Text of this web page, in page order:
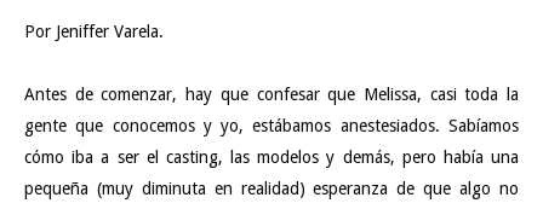
Por Jeniffer Varela.
Antes de comenzar, hay que confesar que Melissa, casi toda la
gente que conocemos y yo, estábamos anestesiados. Sabíamos
cómo iba a ser el casting, las modelos y demás, pero había una
pequeña (muy diminuta en realidad) esperanza de que algo no